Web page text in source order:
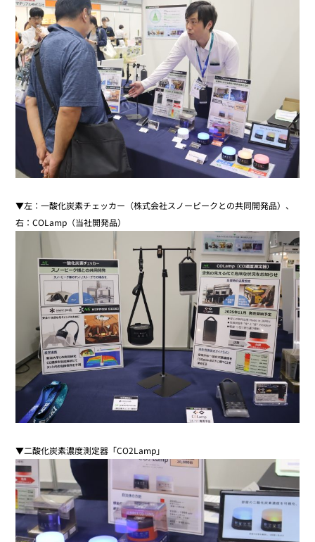
▼左：一酸化炭素チェッカー（株式会社スノーピークとの共同開発品）、
右：COLamp（当社開発品）
▼二酸化炭素濃度測定器「CO2Lamp」